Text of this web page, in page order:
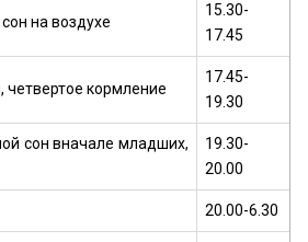
на воздухе
15.30-
17.45
кормление
17.45-
19.30
сон вначале младших,
19.30-
20.00
20.00-6.30